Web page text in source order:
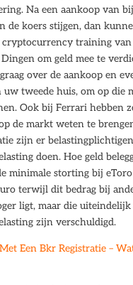
Na een aankoop van
de koers stijgen, dan
cryptocurrency training
om geld mee te
over de aankoop en
tweede huis, om op die
Ook bij Ferrari hebben
de markt weten te
zijn er
doen. Hoe geld
minimale storting bij
terwijl dit bedrag bij
ligt, maar die uiteindelijk
zijn verschuldigd.
Een Bkr Registratie –